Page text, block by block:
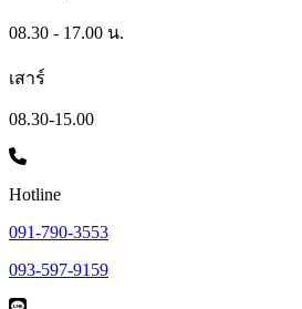
08.30 - 17.00 น.
เสาร์
08.30-15.00
Hotline
091-790-3553
093-597-9159